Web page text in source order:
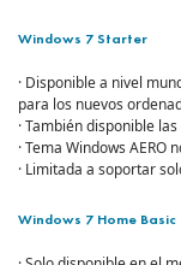
Windows 7 Starter
· Disponible a nivel
para los nuevos
· También disponible
· Tema Windows AERO
· Limitada a soportar
Windows 7 Home Basic